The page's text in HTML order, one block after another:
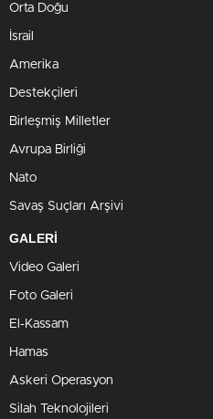
Orta Doğu
İsrail
Amerika
Destekçileri
Birleşmiş Milletler
Avrupa Birliği
Nato
Savaş Suçları Arşivi
GALERİ
Video Galeri
Foto Galeri
El-Kassam
Hamas
Askeri Operasyon
Silah Teknolojileri